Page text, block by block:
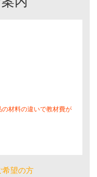
材料の違いで教材費が
望の方